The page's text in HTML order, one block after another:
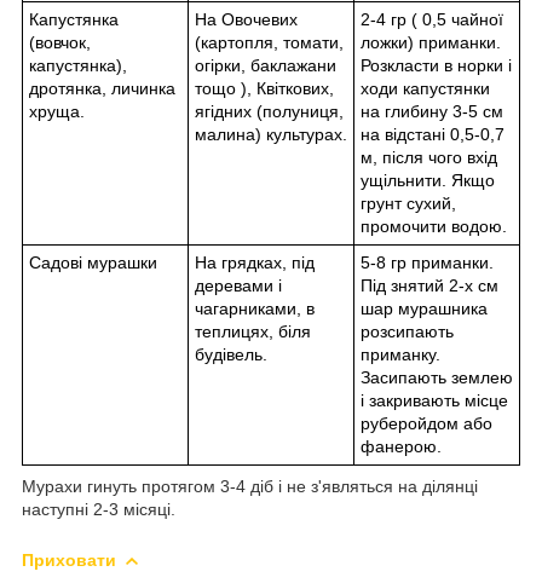
Капустянка
(вовчок,
капустянка),
дротянка, личинка
хруща.
На Овочевих
(картопля, томати,
огірки, баклажани
тощо ), Квіткових,
ягідних (полуниця,
малина) культурах.
2-4 гр ( 0,5 чайної
ложки) приманки.
Розкласти в норки і
ходи капустянки
на глибину 3-5 см
на відстані 0,5-0,7
м, після чого вхід
ущільнити. Якщо
грунт сухий,
промочити водою.
Садові мурашки
На грядках, під
деревами і
чагарниками, в
теплицях, біля
будівель.
5-8 гр приманки.
Під знятий 2-х см
шар мурашника
розсипають
приманку.
Засипають землею
і закривають місце
руберойдом або
фанерою.
Мурахи гинуть протягом 3-4 діб і не з'являться на ділянці
наступні 2-3 місяці.
Приховати